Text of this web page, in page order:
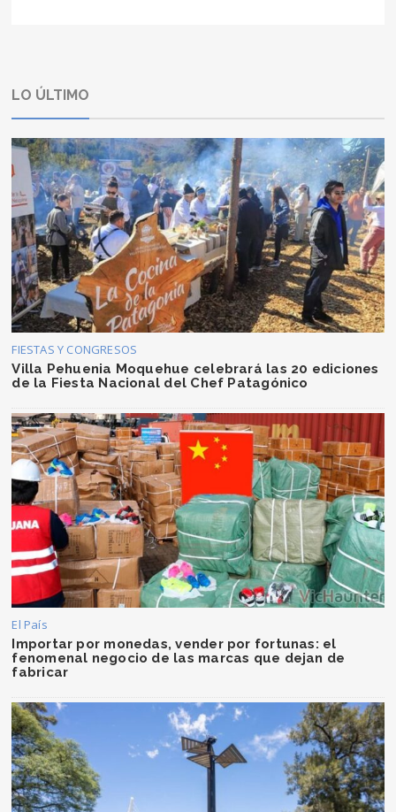
LO ÚLTIMO
FIESTAS Y CONGRESOS
Villa Pehuenia Moquehue celebrará las 20 ediciones
de la Fiesta Nacional del Chef Patagónico
El País
Importar por monedas, vender por fortunas: el
fenomenal negocio de las marcas que dejan de
fabricar